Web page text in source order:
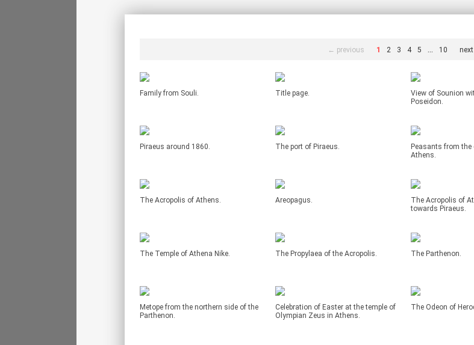
← previous 1 2 3 4 5 ... 10
Family from Souli. Title page.
View of Sounion
Poseidon.
Piraeus around 1860. The port of Piraeus.
Peasants from
Athens.
The Acropolis of Athens. Areopagus.
The Acropolis of
towards Piraeus.
The Temple of Athena Nike. The Propylaea of the Acropolis. The Parthenon.
Metope from the northern side of the
Parthenon.
Celebration of Easter at the temple of
Olympian Zeus in Athens.
The Odeon of